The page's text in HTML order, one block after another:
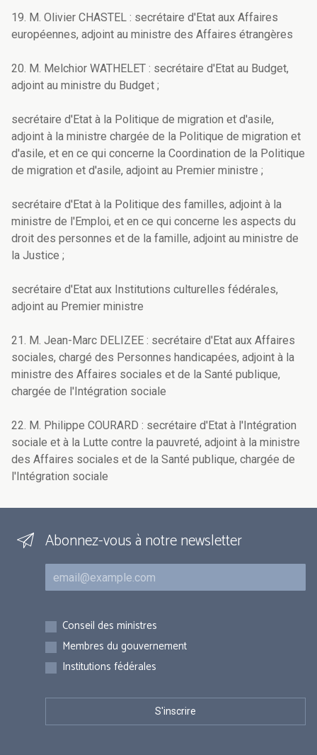
19. M. Olivier CHASTEL : secrétaire d'Etat aux Affaires
européennes, adjoint au ministre des Affaires étrangères
20. M. Melchior WATHELET : secrétaire d'Etat au Budget,
adjoint au ministre du Budget ;
secrétaire d'Etat à la Politique de migration et d'asile,
adjoint à la ministre chargée de la Politique de migration et
d'asile, et en ce qui concerne la Coordination de la Politique
de migration et d'asile, adjoint au Premier ministre ;
secrétaire d'Etat à la Politique des familles, adjoint à la
ministre de l'Emploi, et en ce qui concerne les aspects du
droit des personnes et de la famille, adjoint au ministre de
la Justice ;
secrétaire d'Etat aux Institutions culturelles fédérales,
adjoint au Premier ministre
21. M. Jean-Marc DELIZEE : secrétaire d'Etat aux Affaires
sociales, chargé des Personnes handicapées, adjoint à la
ministre des Affaires sociales et de la Santé publique,
chargée de l'Intégration sociale
22. M. Philippe COURARD : secrétaire d'Etat à l'Intégration
sociale et à la Lutte contre la pauvreté, adjoint à la ministre
des Affaires sociales et de la Santé publique, chargée de
l'Intégration sociale
Abonnez-vous à notre newsletter
Courriel
Inscriptions
Conseil des ministres
Membres du gouvernement
Institutions fédérales